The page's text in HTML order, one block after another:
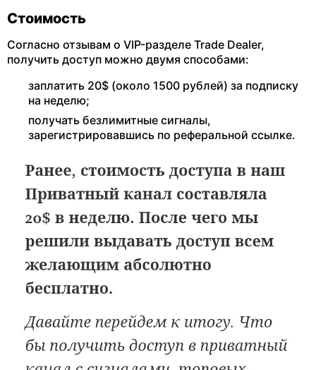
Стоимость
Согласно отзывам о VIP-разделе Trade Dealer,
получить доступ можно двумя способами:
заплатить 20$ (около 1500 рублей) за подписку
на неделю;
получать безлимитные сигналы,
зарегистрировавшись по реферальной ссылке.